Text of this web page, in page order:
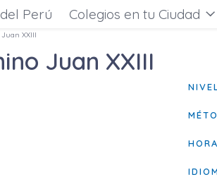
Perú Colegios en tu Ciudad
XXIII
Juan XXIII